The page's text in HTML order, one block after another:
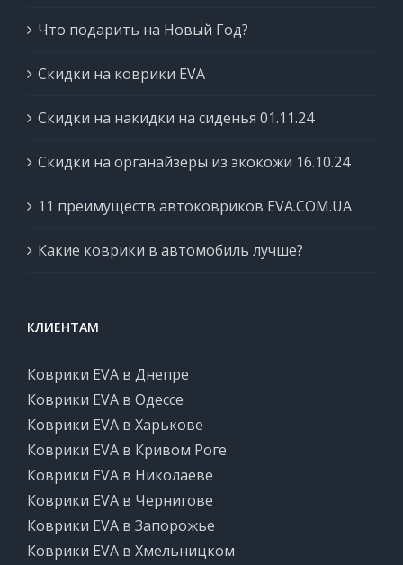
Что подарить на Новый Год?
Скидки на коврики EVA
Скидки на накидки на сиденья 01.11.24
Скидки на органайзеры из экокожи 16.10.24
11 преимуществ автоковриков EVA.COM.UA
Какие коврики в автомобиль лучше?
КЛИЕНТАМ
Коврики EVA в Днепре
Коврики EVA в Одессе
Коврики EVA в Харькове
Коврики EVA в Кривом Роге
Коврики EVA в Николаеве
Коврики EVA в Чернигове
Коврики EVA в Запорожье
Коврики EVA в Хмельницком